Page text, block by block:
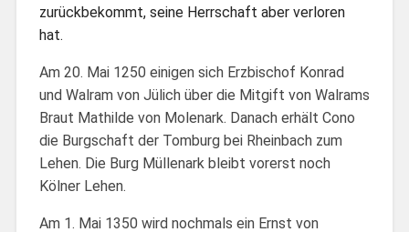
zurückbekommt, seine Herrschaft aber verloren
hat.
Am 20. Mai 1250 einigen sich Erzbischof Konrad
und Walram von Jülich über die Mitgift von Walrams
Braut Mathilde von Molenark. Danach erhält Cono
die Burgschaft der Tomburg bei Rheinbach zum
Lehen. Die Burg Müllenark bleibt vorerst noch
Kölner Lehen.
Am 1. Mai 1350 wird nochmals ein Ernst von